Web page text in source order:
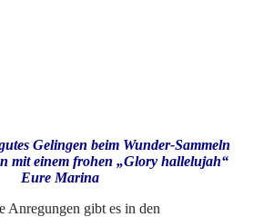
Gelingen beim Wunder-Sammeln
mit einem frohen „Glory hallelujah“
Eure Marina
Anregungen gibt es in den